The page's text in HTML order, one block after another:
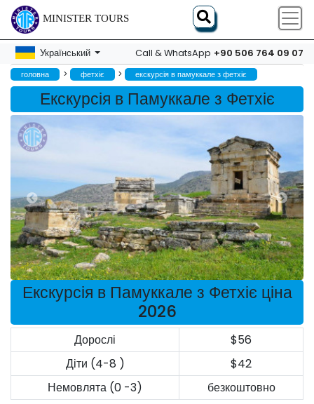
MINISTER TOURS
Український Call & WhatsApp +90 506 764 09 07
головна > фетхіє > екскурсія в памуккале з фетхіє
Екскурсія в Памуккале з Фетхіє
Екскурсія в Памуккале з Фетхіє ціна
2026
Дорослі
$56
Діти (4-8 )
$42
Немовлята (0 -3)
безкоштовно